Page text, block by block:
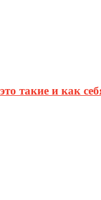
такие и как